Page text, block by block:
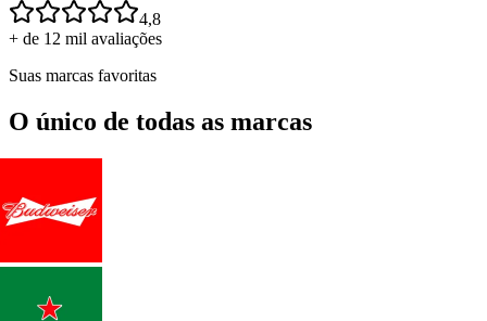
4,8
+ de 12 mil avaliações
Suas marcas favoritas
O único de todas as marcas